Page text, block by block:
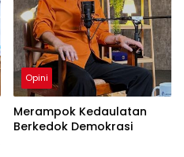
Opini
Merampok Kedaulatan
Berkedok Demokrasi